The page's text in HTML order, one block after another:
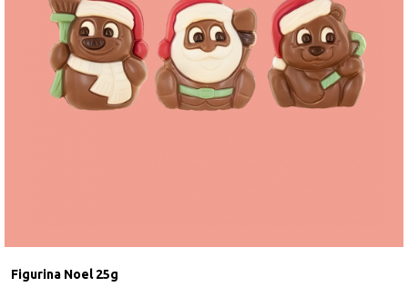
Figurina Noel 25g